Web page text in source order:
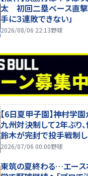
太 初回二塁ベース直撃
手に３連敗できない」
2026/08/06 22:13野球
【6日夏甲子園】神村学
九州対決制して2年ぶり、
鈴木が完封で投手戦制
の夏勝利
2026/07/06 00:00野球
東筑の夏終わる…エー